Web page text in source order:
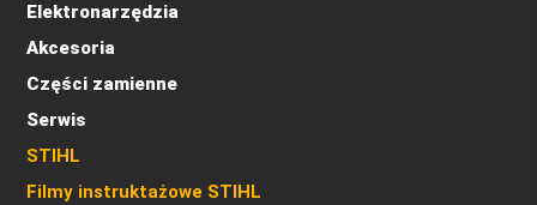
Elektronarzędzia
Akcesoria
Części zamienne
Serwis
STIHL
Filmy instruktażowe STIHL